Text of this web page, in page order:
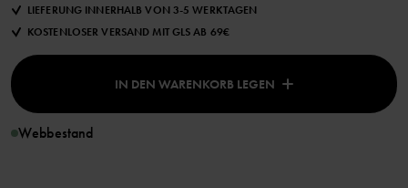
LIEFERUNG INNERHALB VON 3-5 WERKTAGEN
KOSTENLOSER VERSAND MIT GLS AB 69€
IN DEN WARENKORB LEGEN
Webbestand